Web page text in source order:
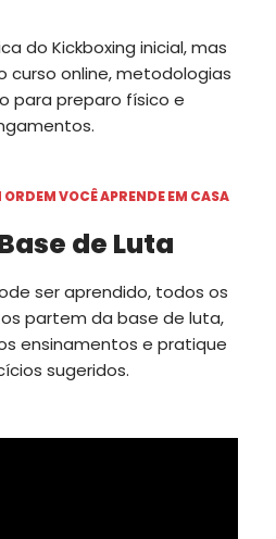
do Kickboxing inicial, mas
curso online, metodologias
para preparo físico e
VOCÊ APRENDE EM CASA
de Luta
ser aprendido, todos os
partem da base de luta,
ensinamentos e pratique
sugeridos.